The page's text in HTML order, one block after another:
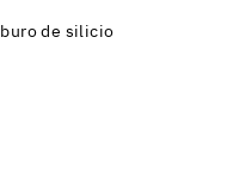
de silicio